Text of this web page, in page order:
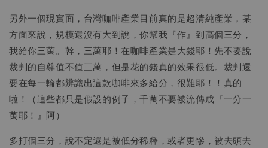
另外一個現實面，台灣咖啡產業目前真的是超清純產業，某
方面來說，規模還沒有大到說，你幫我『作』到高個三分，
我給你三萬。幹，三萬耶！在咖啡產業是大錢耶！先不要說
裁判的自尊值不值三萬，但是花的錢真的效果很低。裁判還
要在每一輪都辨識出這款咖啡來多給分，很難耶！！真的
啦！（這些都只是假設的例子，千萬不要被流傳成『一分一
萬耶！』阿）
多打個三分，說不定還是被低分稀釋，或者更慘，被去頭去